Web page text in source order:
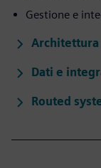
Gestione e
Architettura
Dati e
Routed